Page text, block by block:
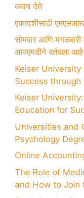
कवच देते
एकादशीसाठी
सोमवार आणि
आयएमडीने वर्तवला आहे
Keiser
Success
Keiser
Education for
Universities and
Psychology
Online
The Role of
and How to Join